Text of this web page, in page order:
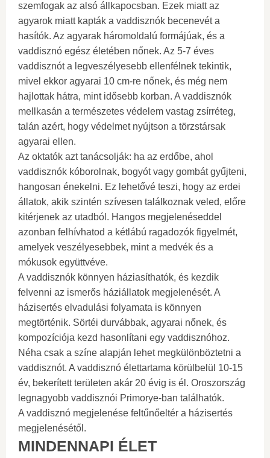
szemfogak az alsó állkapocsban. Ezek miatt az
agyarok miatt kapták a vaddisznók becenevét a
hasítók. Az agyarak háromoldalú formájúak, és a
vaddisznó egész életében nőnek. Az 5-7 éves
vaddisznót a legveszélyesebb ellenfélnek tekintik,
mivel ekkor agyarai 10 cm-re nőnek, és még nem
hajlottak hátra, mint idősebb korban. A vaddisznók
mellkasán a természetes védelem vastag zsírréteg,
talán azért, hogy védelmet nyújtson a törzstársak
agyarai ellen.
Az oktatók azt tanácsolják: ha az erdőbe, ahol
vaddisznók kóborolnak, bogyót vagy gombát gyűjteni,
hangosan énekelni. Ez lehetővé teszi, hogy az erdei
állatok, akik szintén szívesen találkoznak veled, előre
kitérjenek az utadból. Hangos megjelenéseddel
azonban felhívhatod a kétlábú ragadozók figyelmét,
amelyek veszélyesebbek, mint a medvék és a
mókusok együttvéve.
A vaddisznók könnyen háziasíthatók, és kezdik
felvenni az ismerős háziállatok megjelenését. A
házisertés elvadulási folyamata is könnyen
megtörténik. Sörtéi durvábbak, agyarai nőnek, és
kompozíciója kezd hasonlítani egy vaddisznóhoz.
Néha csak a színe alapján lehet megkülönböztetni a
vaddisznót. A vaddisznó élettartama körülbelül 10-15
év, bekerített területen akár 20 évig is él. Oroszország
legnagyobb vaddisznói Primorye-ban találhatók.
A vaddisznó megjelenése feltűnőeltér a házisertés
megjelenésétől.
MINDENNAPI ÉLET